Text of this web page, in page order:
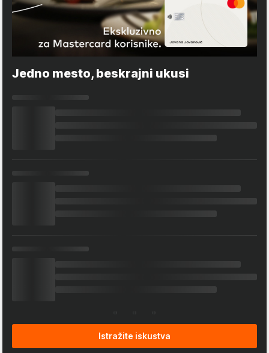
Jedno mesto, beskrajni ukusi
Istražite iskustva